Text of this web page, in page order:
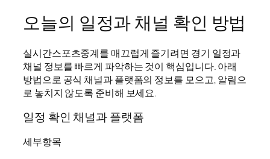
오늘의 일정과 채널 확인 방법
실시간스포츠중계를 매끄럽게 즐기려면 경기 일정과
채널 정보를 빠르게 파악하는 것이 핵심입니다. 아래
방법으로 공식 채널과 플랫폼의 정보를 모으고, 알림으
로 놓치지 않도록 준비해 보세요.
일정 확인 채널과 플랫폼
세부항목